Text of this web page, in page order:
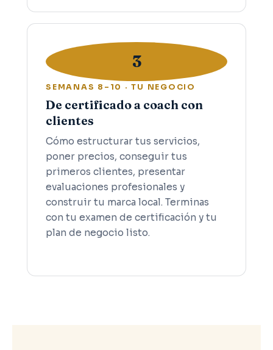
3
SEMANAS 8–10 · TU NEGOCIO
De certificado a coach con
clientes
Cómo estructurar tus servicios,
poner precios, conseguir tus
primeros clientes, presentar
evaluaciones profesionales y
construir tu marca local. Terminas
con tu examen de certificación y tu
plan de negocio listo.